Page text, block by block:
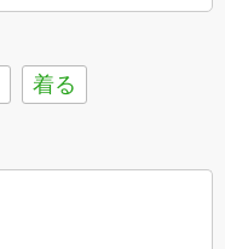
着る